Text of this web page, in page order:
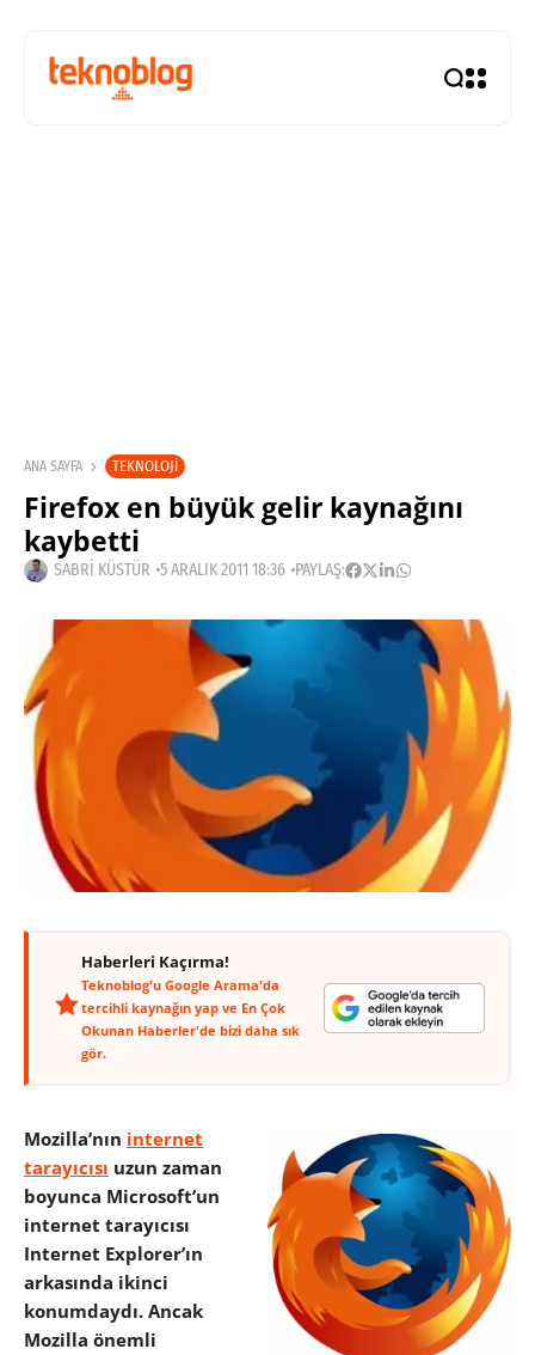
ANA SAYFA TEKNOLOJI
Firefox en büyük gelir kaynağını
kaybetti
SABRI KÜSTÜR 5 ARALIK 2011 18:36 PAYLAŞ:
Haberleri Kaçırma!
Teknoblog'u Google Arama'da
tercihli kaynağın yap ve En Çok
Okunan Haberler'de bizi daha sık
gör.
Mozilla’nın internet
tarayıcısı uzun zaman
boyunca Microsoft’un
internet tarayıcısı
Internet Explorer’ın
arkasında ikinci
konumdaydı. Ancak
Mozilla önemli